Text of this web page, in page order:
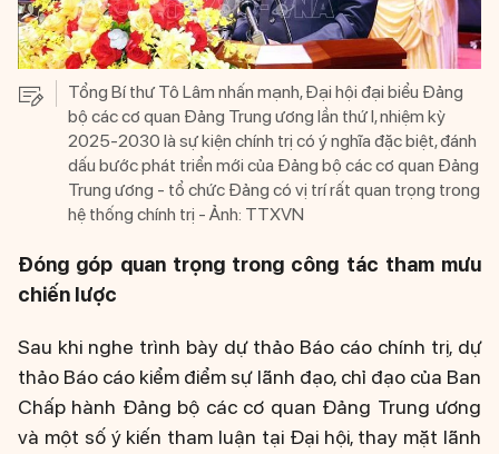
Tổng Bí thư Tô Lâm nhấn mạnh, Đại hội đại biểu Đảng
bộ các cơ quan Đảng Trung ương lần thứ I, nhiệm kỳ
2025-2030 là sự kiện chính trị có ý nghĩa đặc biệt, đánh
dấu bước phát triển mới của Đảng bộ các cơ quan Đảng
Trung ương - tổ chức Đảng có vị trí rất quan trọng trong
hệ thống chính trị - Ảnh: TTXVN
Đóng góp quan trọng trong công tác tham mưu
chiến lược
Sau khi nghe trình bày dự thảo Báo cáo chính trị, dự
thảo Báo cáo kiểm điểm sự lãnh đạo, chỉ đạo của Ban
Chấp hành Đảng bộ các cơ quan Đảng Trung ương
và một số ý kiến tham luận tại Đại hội, thay mặt lãnh